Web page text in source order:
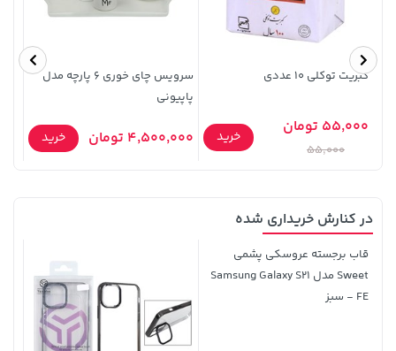
90,000
خرید
141,000 تومان
خرید
701,000 تومان
کبریت توکلی 10 عددی
55,000 تومان
55,000
خرید
سرویس چای خوری 6 پارچه مدل
پاپیونی
4,500,000 تومان خرید
در کنارش خریداری شده
قاب برجسته عروسکی پشمی
Sweet مدل Samsung Galaxy S21
FE - سبز